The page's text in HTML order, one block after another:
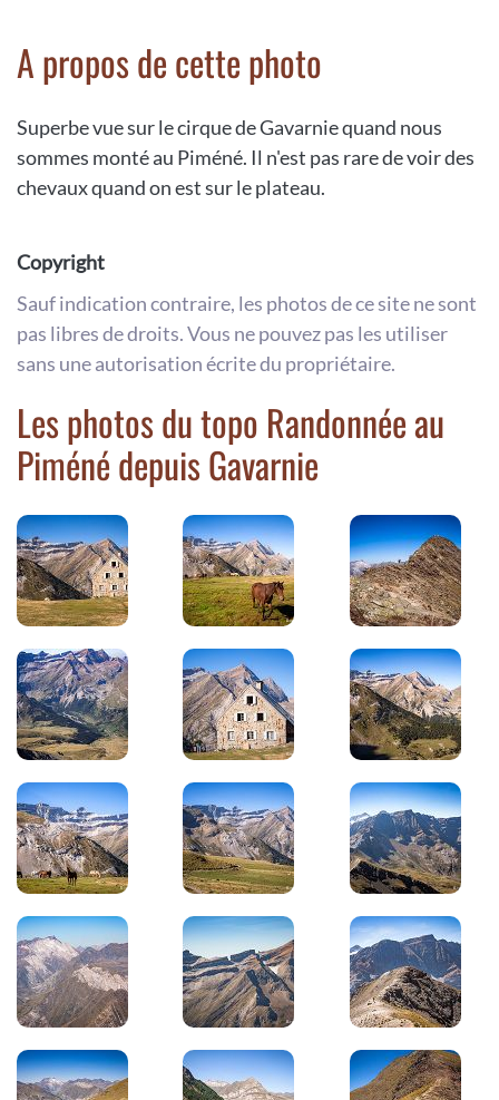
A propos de cette photo
Superbe vue sur le cirque de Gavarnie quand nous
sommes monté au Piméné. Il n'est pas rare de voir des
chevaux quand on est sur le plateau.
Copyright
Sauf indication contraire, les photos de ce site ne sont
pas libres de droits. Vous ne pouvez pas les utiliser
sans une autorisation écrite du propriétaire.
Les photos du topo Randonnée au
Piméné depuis Gavarnie